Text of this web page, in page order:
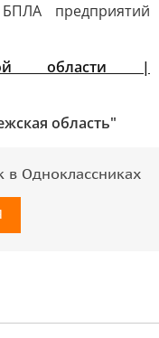
предприятий
области |
область"
в Одноклассниках